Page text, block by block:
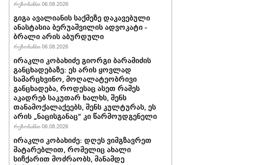
რეზონანსი 06.08.2026
გიგა ავალიანის საქმეზე დაკავებული
ანასტასია ბერუაშვილის ადვოკატი -
ბრალი არის აბურდული
რეზონანსი 06.08.2026
ირაკლი კობახიძე გიორგი ბარამიძის
განცხადებაზე: ეს არის ყოვლად
სამარცხვინო, მოღალატეობრივი
განცხადება, როდესაც ასეთ რამეს
აკადრებ საკუთარ ხალხს, შენს
თანამოქალაქეებს, შენს კულტურას, ეს
არის „ნაცისგანაც“ კი წარმოუდგენელი
რეზონანსი 06.08.2026
ირაკლი კობახიძე: დღეს ვიმგზავრეთ
მატარებლით, რომელიც ახალი
სიჩქარით მოძრაობს, მანამდე